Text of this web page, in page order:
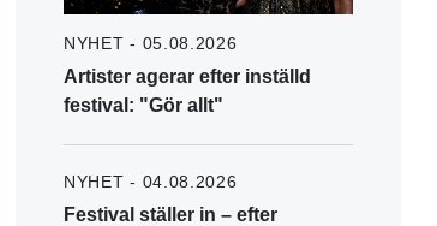
NYHET - 05.08.2026
Artister agerar efter inställd
festival: "Gör allt"
NYHET - 04.08.2026
Festival ställer in – efter